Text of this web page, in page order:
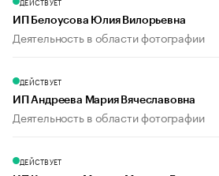
ИП Белоусова Юлия Вилорьевна
Деятельность в области фотографии
ДЕЙСТВУЕТ
ИП Андреева Мария Вячеславовна
Деятельность в области фотографии
ДЕЙСТВУЕТ